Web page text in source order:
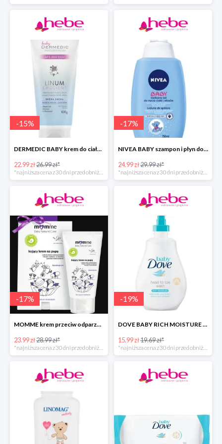
-15%
DERMEDIC BABY krem do ciała dla dzieci
22.99 zł26.99 zł*
-17%
NIVEA BABY szampon i płyn do kąpieli dla dziecka
24.99 zł29.99 zł*
-17%
MOMME krem przeciw odparzeniom
23.99 zł28.99 zł*
-19%
DOVE BABY RICH MOISTURE emulsja do mycia ciała i włosów -40%
15.99 zł19.69 zł*